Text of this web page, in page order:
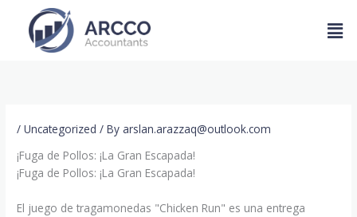
content
/Uncategorized / Byarslan.arazzaq@outlook.com
¡Fuga de Pollos: ¡La Gran Escapada!
¡Fuga de Pollos: ¡La Gran Escapada!
El juego de tragamonedas "Chicken Run" es una entrega